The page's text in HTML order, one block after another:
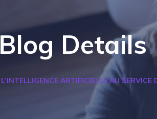
Blog Details
L’INTELLIGENCE ARTIFICIELLE AU SERVICE